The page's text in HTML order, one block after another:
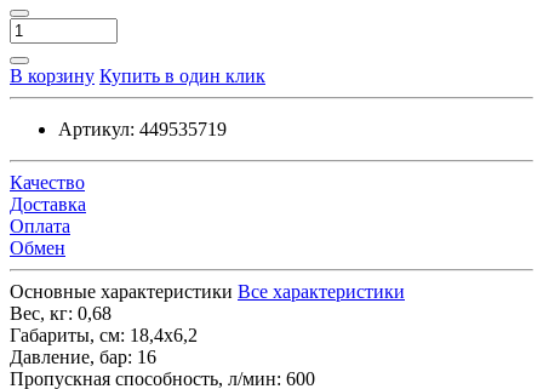
В корзину Купить в один клик
Артикул: 449535719
Качество
Доставка
Оплата
Обмен
Основные характеристики Все характеристики
Вес, кг: 0,68
Габариты, см: 18,4х6,2
Давление, бар: 16
Пропускная способность, л/мин: 600